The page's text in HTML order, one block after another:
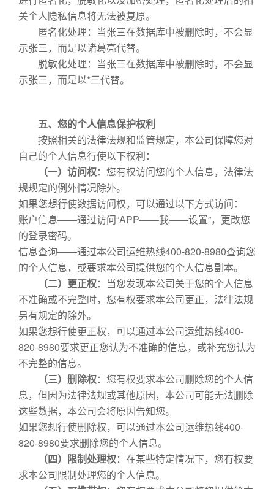
关个人隐私信息将无法被复原。
匿名化处理：当张三在数据库中被删除时，不会显
示张三，而是以诸葛亮代替。
脱敏化处理：当张三在数据库中被删除时，不会显
示张三，而是以*三代替。
五、您的个人信息保护权利
按照相关的法律法规和监管规定，本公司保障您对
自己的个人信息行使以下权利：
（一）访问权：您有权访问您的个人信息，法律法
规规定的例外情况除外。
如果您想行使数据访问权，可以通过以下方式访问：
账户信息——通过访问“APP——我——设置”，更改您
的登录密码。
信息查询——通过本公司运维热线400-820-8980查询您
的个人信息，或要求本公司提供您的个人信息副本。
（二）更正权：当您发现本公司关于您的个人信息
不准确或不完整时，您有权要求本公司更正，法律法规
另有规定的除外。
如果您想行使更正权，可以通过本公司运维热线400-
820-8980要求更正您认为不准确的信息，或补充您认为
不完整的信息。
（三）删除权：您有权要求本公司删除您的个人信
息，但因为法律法规或其他原因，本公司可能无法删除
这些数据，本公司会将原因告知您。
如果您想行使删除权，可以通过本公司运维热线400-
820-8980要求删除您的个人信息。
（四）限制处理权：在某些特定情况下，您有权要
求本公司限制处理您的个人信息。